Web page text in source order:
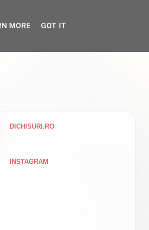
DICHISURI.RO
INSTAGRAM
MORE GOT IT